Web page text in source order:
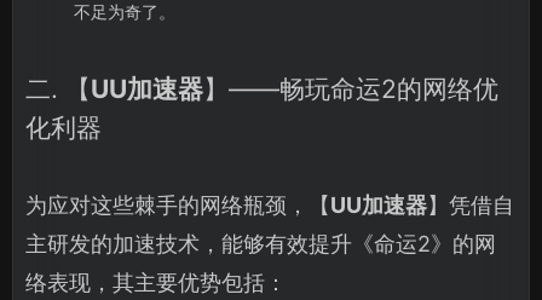
不足为奇了。
二. 【UU加速器】——畅玩命运2的网络优
化利器
为应对这些棘手的网络瓶颈，【UU加速器】凭借自
主研发的加速技术，能够有效提升《命运2》的网
络表现，其主要优势包括：